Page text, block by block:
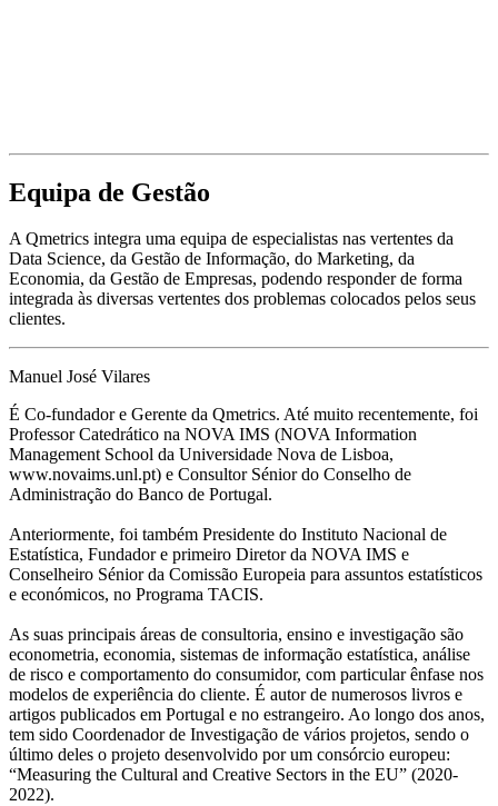
Equipa de Gestão
A Qmetrics integra uma equipa de especialistas nas vertentes da
Data Science, da Gestão de Informação, do Marketing, da
Economia, da Gestão de Empresas, podendo responder de forma
integrada às diversas vertentes dos problemas colocados pelos seus
clientes.
Manuel José Vilares
É Co-fundador e Gerente da Qmetrics. Até muito recentemente, foi
Professor Catedrático na NOVA IMS (NOVA Information
Management School da Universidade Nova de Lisboa,
www.novaims.unl.pt) e Consultor Sénior do Conselho de
Administração do Banco de Portugal.
Anteriormente, foi também Presidente do Instituto Nacional de
Estatística, Fundador e primeiro Diretor da NOVA IMS e
Conselheiro Sénior da Comissão Europeia para assuntos estatísticos
e económicos, no Programa TACIS.
As suas principais áreas de consultoria, ensino e investigação são
econometria, economia, sistemas de informação estatística, análise
de risco e comportamento do consumidor, com particular ênfase nos
modelos de experiência do cliente. É autor de numerosos livros e
artigos publicados em Portugal e no estrangeiro. Ao longo dos anos,
tem sido Coordenador de Investigação de vários projetos, sendo o
último deles o projeto desenvolvido por um consórcio europeu:
“Measuring the Cultural and Creative Sectors in the EU” (2020-
2022).